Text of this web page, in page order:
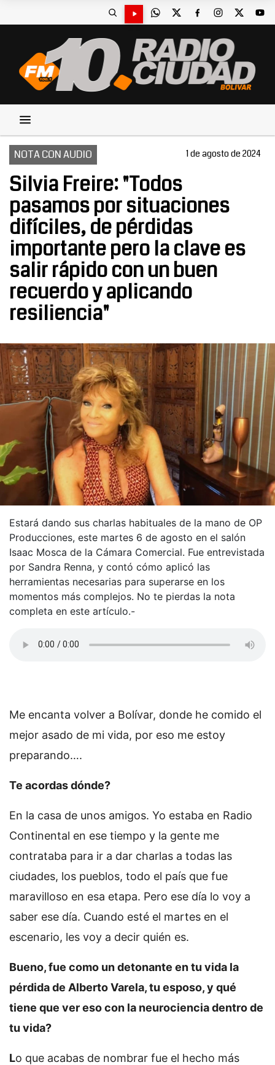
NOTA CON AUDIO 1 de agosto de 2024
Silvia Freire: "Todos
pasamos por situaciones
difíciles, de pérdidas
importante pero la clave es
salir rápido con un buen
recuerdo y aplicando
resiliencia"
Estará dando sus charlas habituales de la mano de OP
Producciones, este martes 6 de agosto en el salón
Isaac Mosca de la Cámara Comercial. Fue entrevistada
por Sandra Renna, y contó cómo aplicó las
herramientas necesarias para superarse en los
momentos más complejos. No te pierdas la nota
completa en este artículo.-
Me encanta volver a Bolívar, donde he comido el
mejor asado de mi vida, por eso me estoy
preparando….
Te acordas dónde?
En la casa de unos amigos. Yo estaba en Radio
Continental en ese tiempo y la gente me
contrataba para ir a dar charlas a todas las
ciudades, los pueblos, todo el país que fue
maravilloso en esa etapa. Pero ese día lo voy a
saber ese día. Cuando esté el martes en el
escenario, les voy a decir quién es.
Bueno, fue como un detonante en tu vida la
pérdida de Alberto Varela, tu esposo, y qué
tiene que ver eso con la neurociencia dentro de
tu vida?
Lo que acabas de nombrar fue el hecho más